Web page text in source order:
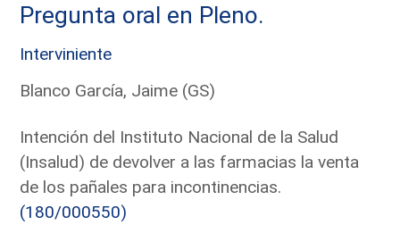
Pregunta oral en Pleno.
Interviniente
Blanco García, Jaime (GS)
Intención del Instituto Nacional de la Salud
(Insalud) de devolver a las farmacias la venta
de los pañales para incontinencias.
(180/000550)